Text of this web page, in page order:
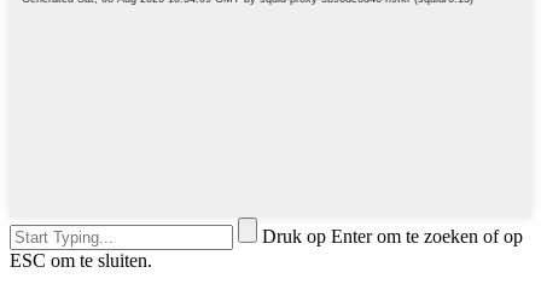
Druk op Enter om te zoeken of op
ESC om te sluiten.